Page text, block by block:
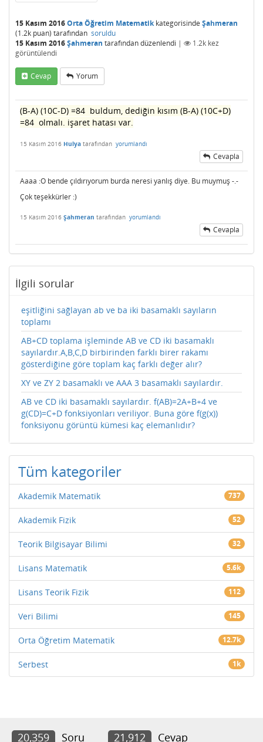
15 Kasım 2016Orta Öğretim Matematikkategorisinde Şahmeran
(1.2k puan) tarafından soruldu
15 Kasım 2016Şahmeran tarafındandüzenlendi | 1.2k kez
görüntülendi
Cevap Yorum
(B-A) (10C-D) =84 buldum, dediğin kısım (B-A) (10C+D)
=84 olmalı. işaret hatası var.
15 Kasım 2016 Hulya tarafından yorumlandı
Cevapla
Aaaa :O bende çıldırıyorum burda neresi yanlış diye. Bu muymuş -.-
Çok teşekkürler :)
15 Kasım 2016 Şahmeran tarafından yorumlandı
Cevapla
İlgili sorular
eşitliğini sağlayan ab ve ba iki basamaklı sayıların
toplamı
AB+CD toplama işleminde AB ve CD iki basamaklı
sayılardır.A,B,C,D birbirinden farklı birer rakamı
gösterdiğine göre toplam kaç farklı değer alır?
XY ve ZY 2 basamaklı ve AAA 3 basamaklı sayılardır.
AB ve CD iki basamaklı sayılardır. f(AB)=2A+B+4 ve
g(CD)=C+D fonksiyonları veriliyor. Buna göre f(g(x))
fonksiyonu görüntü kümesi kaç elemanlıdır?
Tüm kategoriler
Akademik Matematik 737
Akademik Fizik 52
Teorik Bilgisayar Bilimi 32
Lisans Matematik 5.6k
Lisans Teorik Fizik 112
Veri Bilimi 145
Orta Öğretim Matematik 12.7k
Serbest 1k
20,359 Soru 21,912 Cevap